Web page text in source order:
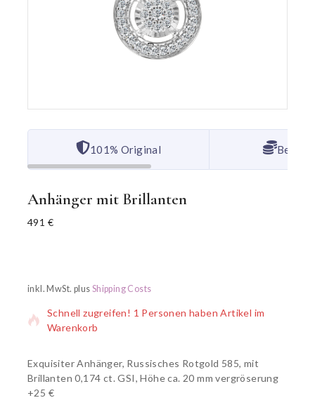
101% Original Bester
Anhänger mit Brillanten
491 €
inkl. MwSt. plus Shipping Costs
16 Produkte wurden in den letzten 5 Stunden verkauft
Schnell zugreifen! 1 Personen haben Artikel im
Warenkorb
Exquisiter Anhänger, Russisches Rotgold 585, mit
Brillanten 0,174 ct. GSI, Höhe ca. 20 mm vergröserung
+25 €